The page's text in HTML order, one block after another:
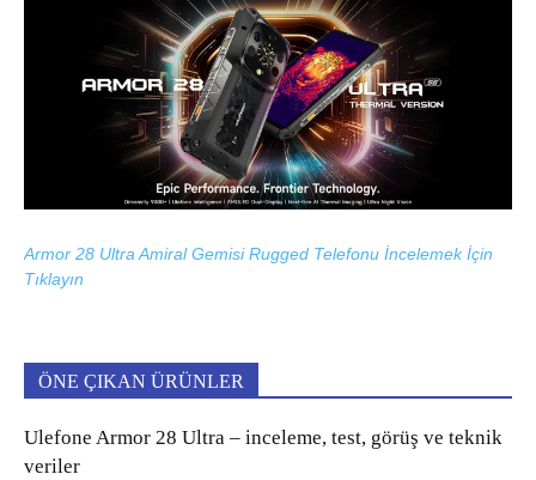
Armor 28 Ultra Amiral Gemisi Rugged Telefonu İncelemek İçin
Tıklayın
ÖNE ÇIKAN ÜRÜNLER
Ulefone Armor 28 Ultra – inceleme, test, görüş ve teknik
veriler